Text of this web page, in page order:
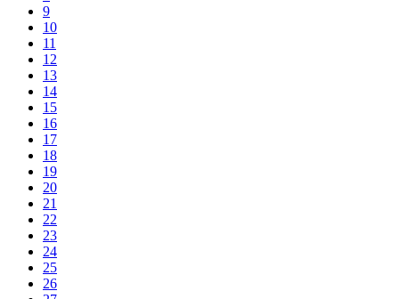
9
10
11
12
13
14
15
16
17
18
19
20
21
22
23
24
25
26